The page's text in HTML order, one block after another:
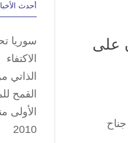
إكسبو 2025 ويطّلعان على
الفخريان لإكسبو 2025 أوساكا، جناح
أحدث
سوريا
الاكتفاء
الذاتي
القمح
الأولى
2010